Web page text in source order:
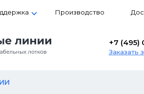
Производство
+7 (495)
Заказать